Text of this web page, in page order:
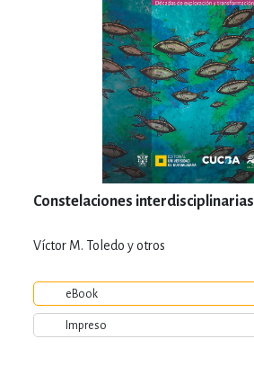
Constelaciones interdisciplinarias
Víctor M. Toledo y otros
eBook
Impreso